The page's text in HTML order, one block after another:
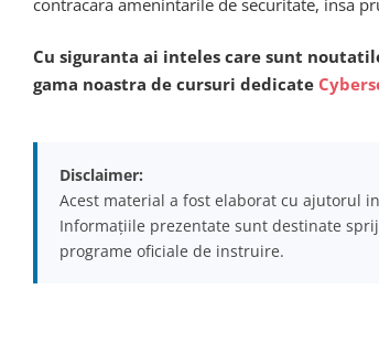
Cu siguranta ai inteles care sunt
gama noastra de cursuri dedicate
Disclaimer:
Acest material a fost elaborat cu ajutorul
Informațiile prezentate sunt destinate
programe oficiale de instruire.